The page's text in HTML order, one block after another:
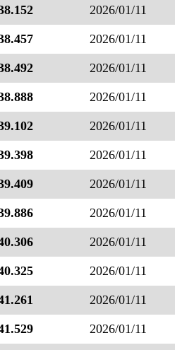
2026/01/11
2026/01/11
2026/01/11
2026/01/11
2026/01/11
2026/01/11
2026/01/11
2026/01/11
2026/01/11
2026/01/11
2026/01/11
2026/01/11